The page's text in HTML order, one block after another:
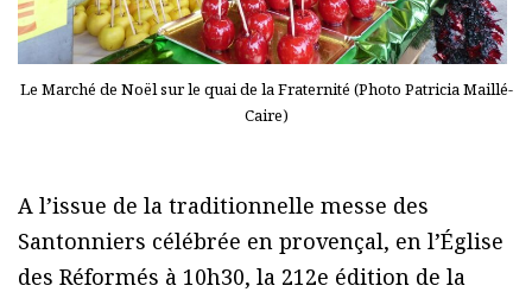
Le Marché de Noël sur le quai de la Fraternité (Photo Patricia Maillé-
Caire)
A l’issue de la traditionnelle messe des
Santonniers célébrée en provençal, en l’Église
des Réformés à 10h30, la 212e édition de la